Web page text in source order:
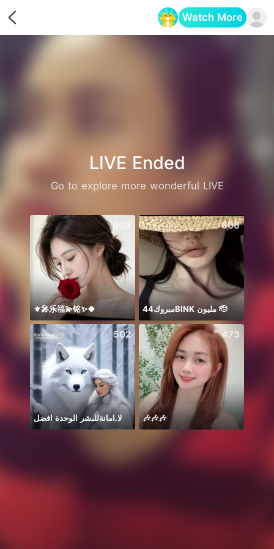
Watch More
LIVE Ended
Go to explore more wonderful LIVE
603
⚜️🎤乐福💫铭✨🍀
606
مبروك44BlNK مليون 🫡
502
لا.امانةللبشر الوحدة افضل
473
🎶🎶🎶